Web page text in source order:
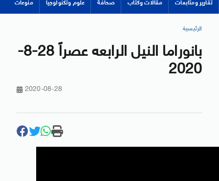
تقارير ومتابعات مقالات وكتاب صحافة علوم وتكنولوجيا منوعات
الرئيسية
بانوراما النيل الرابعه عصراً 28-8-
2020
2020-08-28